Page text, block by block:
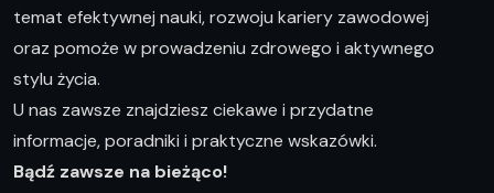
temat efektywnej nauki, rozwoju kariery zawodowej
oraz pomoże w prowadzeniu zdrowego i aktywnego
stylu życia.
U nas zawsze znajdziesz ciekawe i przydatne
informacje, poradniki i praktyczne wskazówki.
Bądź zawsze na bieżąco!